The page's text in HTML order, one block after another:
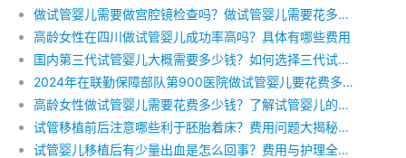
做试管婴儿需要做宫腔镜检查吗？做试管婴儿需要花多少钱？
高龄女性在四川做试管婴儿成功率高吗？具体有哪些费用
国内第三代试管婴儿大概需要多少钱？如何选择三代试管婴儿医院，
2024年在联勤保障部队第900医院做试管婴儿要花费多少钱？费用明细是怎么样的
高龄女性做试管婴儿需要花费多少钱？了解试管婴儿的费用，让生育梦想触手可及
试管移植前后注意哪些利于胚胎着床？费用问题大揭秘，助您轻松踏上好孕之旅
试管婴儿移植后有少量出血是怎么回事？费用与护理全解析